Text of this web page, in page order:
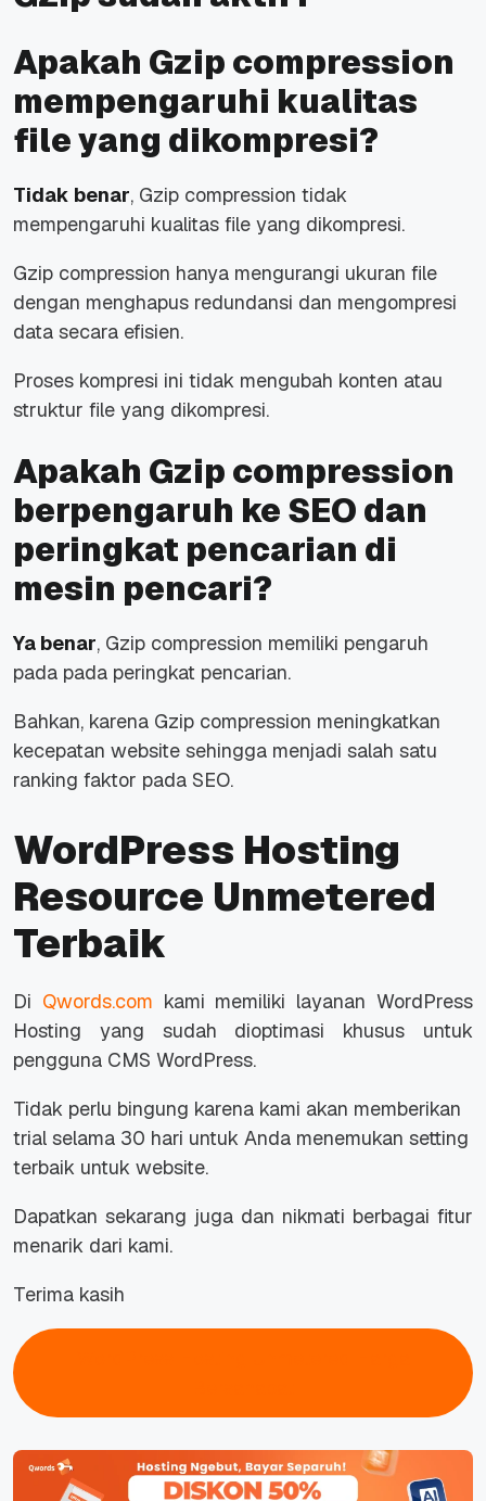
Apakah Gzip compression
mempengaruhi kualitas
file yang dikompresi?
Tidak benar, Gzip compression tidak
mempengaruhi kualitas file yang dikompresi.
Gzip compression hanya mengurangi ukuran file
dengan menghapus redundansi dan mengompresi
data secara efisien.
Proses kompresi ini tidak mengubah konten atau
struktur file yang dikompresi.
Apakah Gzip compression
berpengaruh ke SEO dan
peringkat pencarian di
mesin pencari?
Ya benar, Gzip compression memiliki pengaruh
pada pada peringkat pencarian.
Bahkan, karena Gzip compression meningkatkan
kecepatan website sehingga menjadi salah satu
ranking faktor pada SEO.
WordPress Hosting
Resource Unmetered
Terbaik
Di Qwords.com kami memiliki layanan WordPress
Hosting yang sudah dioptimasi khusus untuk
pengguna CMS WordPress.
Tidak perlu bingung karena kami akan memberikan
trial selama 30 hari untuk Anda menemukan setting
terbaik untuk website.
Dapatkan sekarang juga dan nikmati berbagai fitur
menarik dari kami.
Terima kasih